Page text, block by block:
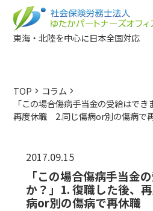
東海・北陸を中心に日本全国対応
TOP chevron_right コラム chevron_right
「この場合傷病手当金の受給はでき
再度休職 2.同じ傷病or別の傷病で
2017.09.15
「この場合傷病手当金
か？」1. 復職した後、
病or別の傷病で再休職